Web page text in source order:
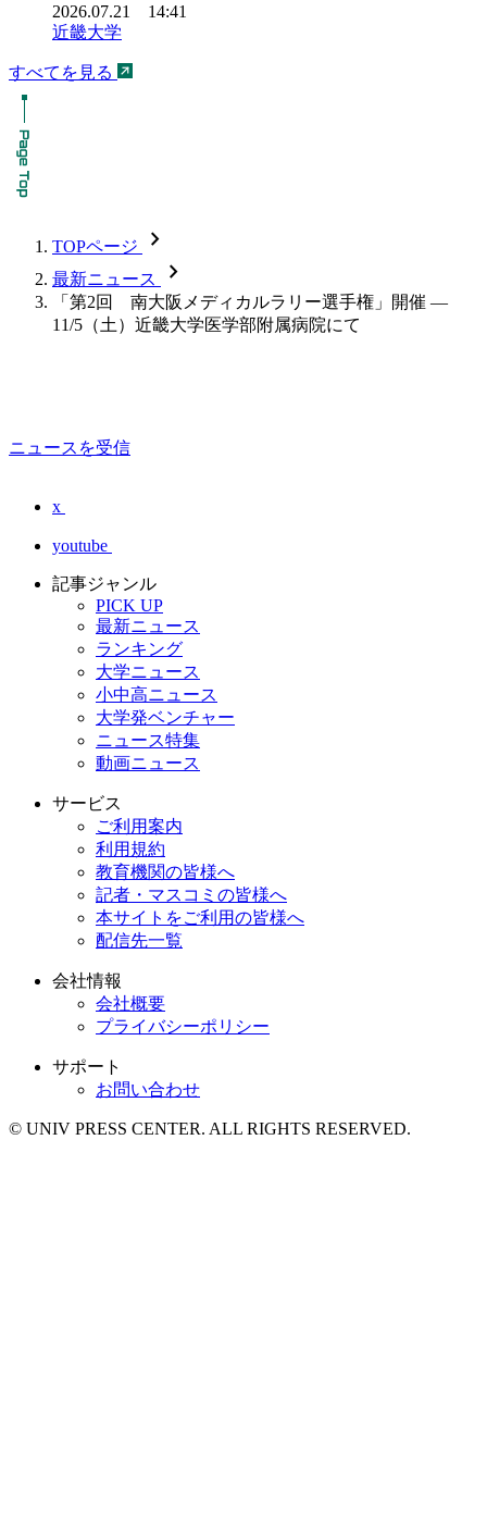
2026.07.21 14:41
近畿大学
すべてを見る
TOPページ chevron_forward
最新ニュース chevron_forward
「第2回 南大阪メディカルラリー選手権」開催 —
11/5（土）近畿大学医学部附属病院にて
ニュースを受信
x
youtube
記事ジャンル
PICK UP
最新ニュース
ランキング
大学ニュース
小中高ニュース
大学発ベンチャー
ニュース特集
動画ニュース
サービス
ご利用案内
利用規約
教育機関の皆様へ
記者・マスコミの皆様へ
本サイトをご利用の皆様へ
配信先一覧
会社情報
会社概要
プライバシーポリシー
サポート
お問い合わせ
© UNIV PRESS CENTER. ALL RIGHTS RESERVED.